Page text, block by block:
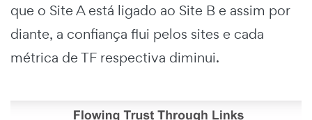
que o Site A está ligado ao Site B e assim por
diante, a confiança flui pelos sites e cada
métrica de TF respectiva diminui.